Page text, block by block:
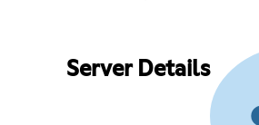
Server Details